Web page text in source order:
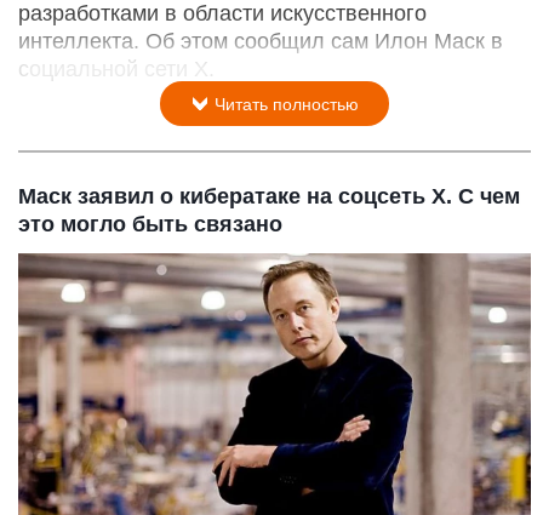
разработками в области искусственного
интеллекта. Об этом сообщил сам Илон Маск в
социальной сети X.
Читать полностью
Маск заявил о кибератаке на соцсеть X. С чем
это могло быть связано